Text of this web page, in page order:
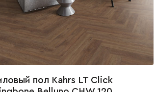
пол Kahrs LT Click